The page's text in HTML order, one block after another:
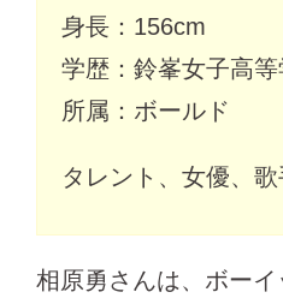
身長：156cm
学歴：鈴峯女子高等
所属：ボールド
タレント、女優、
相原勇さんは、ボー